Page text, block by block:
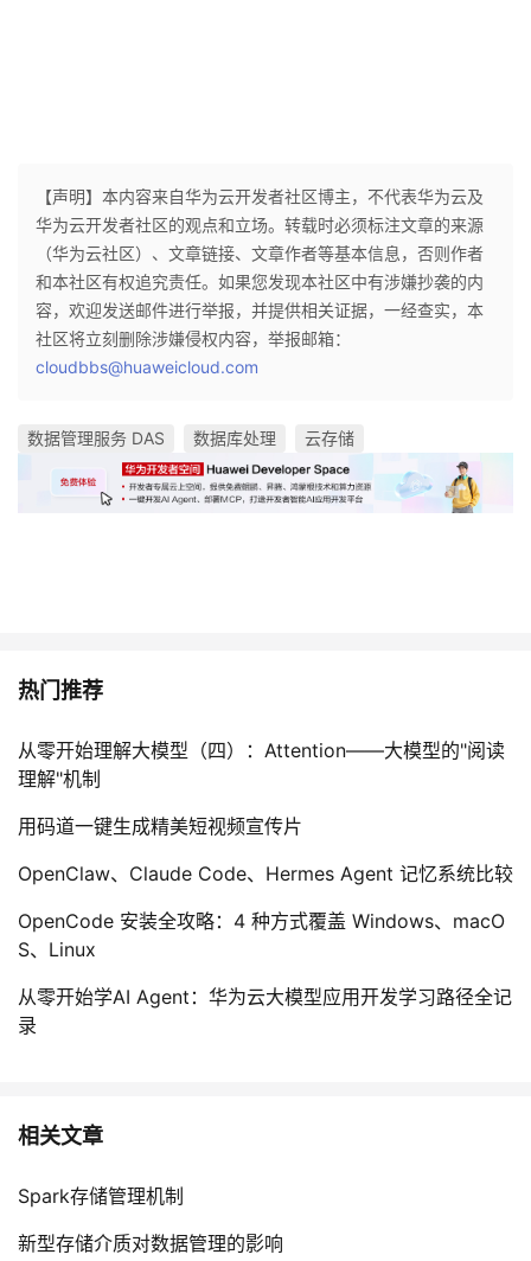
【声明】本内容来自华为云开发者社区博主，不代表华为云及
华为云开发者社区的观点和立场。转载时必须标注文章的来源
（华为云社区）、文章链接、文章作者等基本信息，否则作者
和本社区有权追究责任。如果您发现本社区中有涉嫌抄袭的内
容，欢迎发送邮件进行举报，并提供相关证据，一经查实，本
社区将立刻删除涉嫌侵权内容，举报邮箱：
cloudbbs@huaweicloud.com
数据管理服务 DAS 数据库处理 云存储
热门推荐
从零开始理解大模型（四）：Attention——大模型的"阅读
理解"机制
用码道一键生成精美短视频宣传片
OpenClaw、Claude Code、Hermes Agent 记忆系统比较
OpenCode 安装全攻略：4 种方式覆盖 Windows、macO
S、Linux
从零开始学AI Agent：华为云大模型应用开发学习路径全记
录
相关文章
Spark存储管理机制
新型存储介质对数据管理的影响